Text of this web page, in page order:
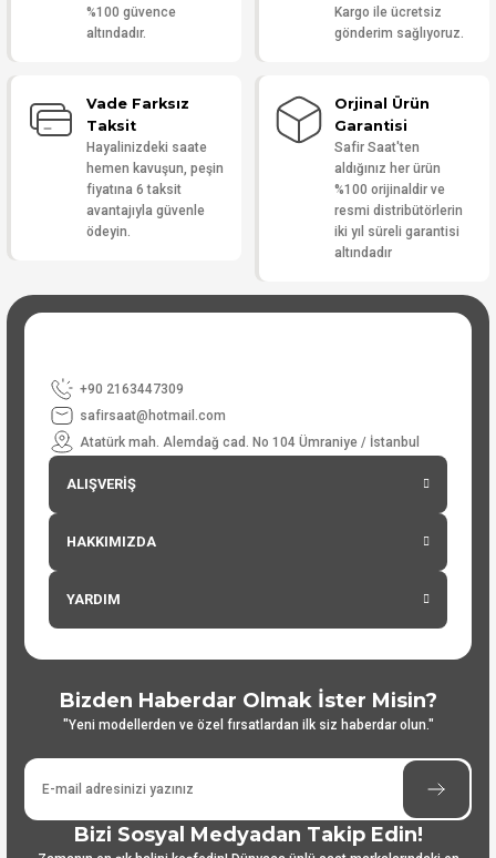
%100 güvence
altındadır.
Kargo ile ücretsiz
gönderim sağlıyoruz.
Vade Farksız
Taksit
Hayalinizdeki saate
hemen kavuşun, peşin
fiyatına 6 taksit
avantajıyla güvenle
ödeyin.
Orjinal Ürün
Garantisi
Safir Saat'ten
aldığınız her ürün
%100 orijinaldir ve
resmi distribütörlerin
iki yıl süreli garantisi
altındadır
+90 2163447309
safirsaat@hotmail.com
Atatürk mah. Alemdağ cad. No 104 Ümraniye / İstanbul
ALIŞVERİŞ
HAKKIMIZDA
YARDIM
Bizden Haberdar Olmak İster Misin?
"Yeni modellerden ve özel fırsatlardan ilk siz haberdar olun."
Bizi Sosyal Medyadan Takip Edin!